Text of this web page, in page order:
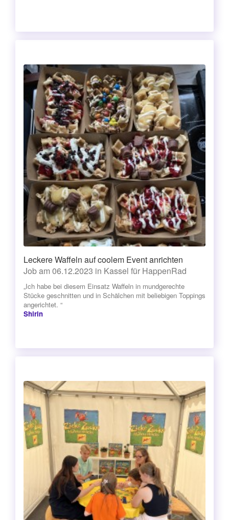
Leckere Waffeln auf coolem Event anrichten
Job am 06.12.2023 in Kassel für HappenRad
„Ich habe bei diesem Einsatz Waffeln in mundgerechte
Stücke geschnitten und in Schälchen mit beliebigen Toppings
angerichtet. “
Shirin